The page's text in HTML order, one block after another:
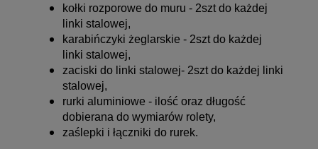
kołki rozporowe do muru - 2szt do każdej
linki stalowej,
karabińczyki żeglarskie - 2szt do każdej
linki stalowej,
zaciski do linki stalowej- 2szt do każdej linki
stalowej,
rurki aluminiowe - ilość oraz długość
dobierana do wymiarów rolety,
zaślepki i łączniki do rurek.